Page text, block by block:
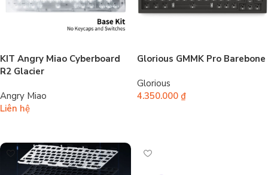
KIT Angry Miao Cyberboard
R2 Glacier
Angry Miao
Liên hệ
Glorious GMMK Pro Barebone
Glorious
4.350.000 ₫